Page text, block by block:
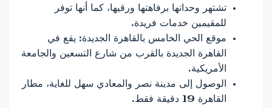
تشتهر وحداتها برفاهتها ورقيها، كما أنها توفر
للمقيمين خدمات فريدة.
موقع الحي الخامس بالقاهرة الجديدة: يقع في
القاهرة الجديدة بالقرب من شارع التسعين والجامعة
الأمريكية.
الوصول إلى مدينة نصر والمعادي سهل للغاية، مطار
القاهرة 19 دقيقة فقط.